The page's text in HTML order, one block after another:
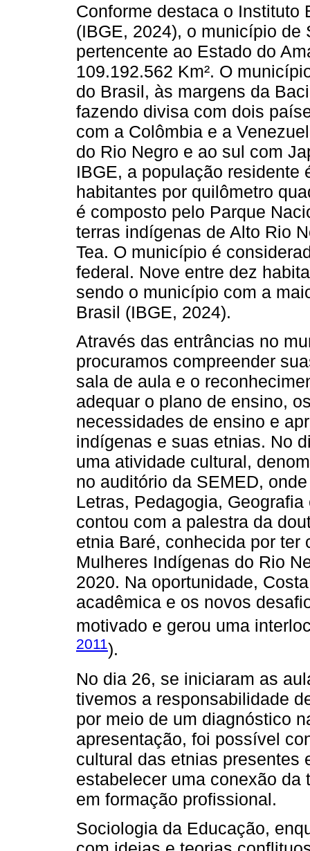
Conforme destaca o Instituto
(IBGE, 2024), o município de
pertencente ao Estado do
109.192.562 Km². O
do Brasil, às margens da
fazendo divisa com dois
com a Colômbia e a
do Rio Negro e ao sul com
IBGE, a população residente
habitantes por quilômetro
é composto pelo Parque
terras indígenas de Alto Rio
Tea. O município é
federal. Nove entre dez
sendo o município com a
Brasil (IBGE, 2024).
Através das entrâncias no
procuramos compreender
sala de aula e o
adequar o plano de ensino,
necessidades de ensino e
indígenas e suas etnias. No
uma atividade cultural,
no auditório da SEMED,
Letras, Pedagogia,
contou com a palestra da
etnia Baré, conhecida por ter
Mulheres Indígenas do Rio
2020. Na oportunidade,
acadêmica e os novos
motivado e gerou uma
2011).
No dia 26, se iniciaram as
tivemos a responsabilidade
por meio de um diagnóstico
apresentação, foi possível
cultural das etnias presentes
estabelecer uma conexão
em formação profissional.
Sociologia da Educação,